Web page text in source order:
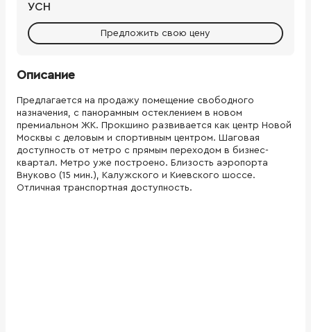
УСН
Предложить свою цену
Описание
Предлагается на продажу помещение свободного
назначения, с панорамным остеклением в новом
премиальном ЖК. Прокшино развивается как центр Новой
Москвы с деловым и спортивным центром. Шаговая
доступность от метро с прямым переходом в бизнес-
квартал. Метро уже построено. Близость аэропорта
Внуково (15 мин.), Калужского и Киевского шоссе.
Отличная транспортная доступность.